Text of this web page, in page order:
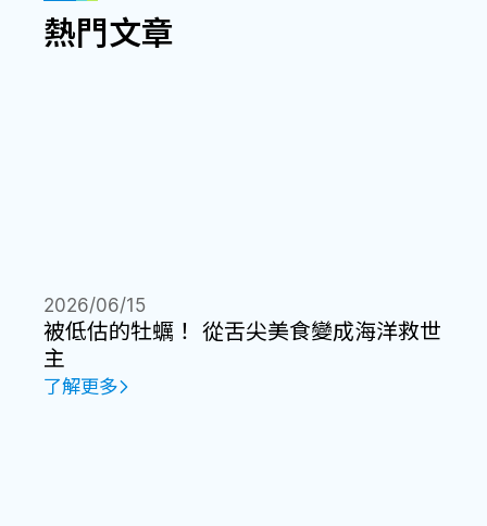
熱門文章
被低估的牡蠣！ 從舌尖美食變成海洋救世
主
2026/06/15
了解更多